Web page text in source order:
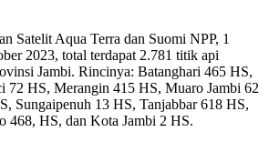
Satelit Aqua Terra dan Suomi NPP, 1
2023, total terdapat 2.781 titik api
Jambi. Rincinya: Batanghari 465 HS,
72 HS, Merangin 415 HS, Muaro Jambi 62
Sungaipenuh 13 HS, Tanjabbar 618 HS,
468, HS, dan Kota Jambi 2 HS.